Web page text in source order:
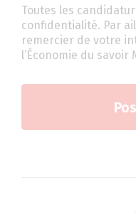
Toutes les
confidentialité. Par
remercier de votre
l’Économie du savoir